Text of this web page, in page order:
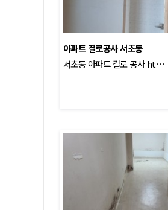
아파트 결로공사 서초동
서초동 아파트 결로 공사 ht…